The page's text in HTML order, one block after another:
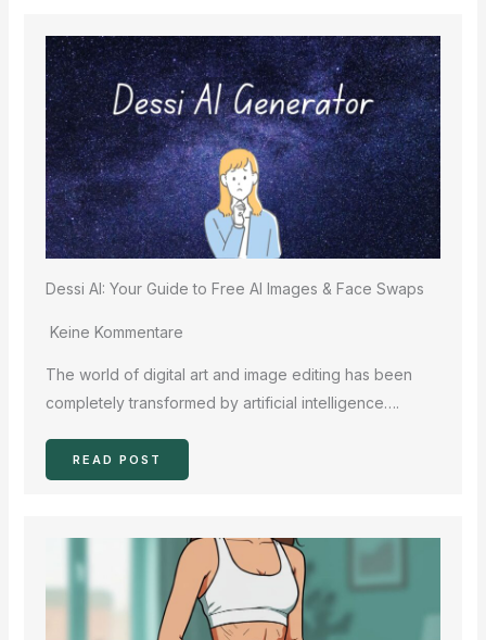
Dessi AI: Your Guide to Free AI Images & Face Swaps
Keine Kommentare
The world of digital art and image editing has been
completely transformed by artificial intelligence….
READ POST